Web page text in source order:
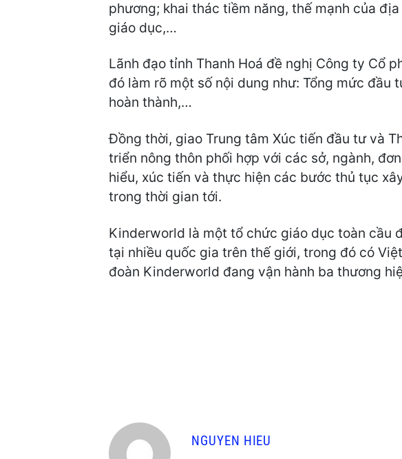
phương; khai thác tiềm năng, thế mạnh của
giáo dục,…
Lãnh đạo tỉnh Thanh Hoá đề nghị Công ty Cổ
đó làm rõ một số nội dung như: Tổng mức
hoàn thành,…
Đồng thời, giao Trung tâm Xúc tiến đầu tư và
triển nông thôn phối hợp với các sở, ngành,
hiểu, xúc tiến và thực hiện các bước thủ tục
trong thời gian tới.
Kinderworld là một tổ chức giáo dục toàn cầu
tại nhiều quốc gia trên thế giới, trong đó có
đoàn Kinderworld đang vận hành ba thương
NGUYEN HIEU